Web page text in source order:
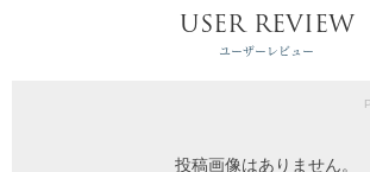
USER REVIEW
ユーザーレビュー
投稿画像はありません。